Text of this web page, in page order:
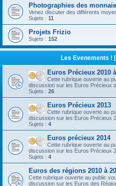
Photographies des
Venez discuter des différents
Sujets : 11
Projets Frizio
Sujets : 152
Les Evenements !
Euros Précieux 2010
Cette rubrique ouverte au
discussion sur les Euros Précieux
Sujets : 26
Euros Précieux 2013
Cette rubrique ouverte au
discussion sur les Euros Précieux
Sujets : 4
Euros précieux 2014
Cette rubrique ouverte au
discussion sur les Euros Précieux
Sujets : 4
Euros des régions 2010 à
Cette rubrique ouverte au public
discussion sur les Euros des